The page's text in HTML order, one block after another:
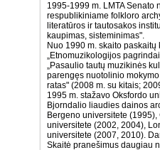
1995-1999 m. LMTA Senato
respublikiniame folkloro
literatūros ir tautosakos
kaupimas, sisteminimas".
Nuo 1990 m. skaito
„Etnomuzikologijos
„Pasaulio tautų muzikinės
parengęs nuotolinio
ratas" (2008 m. su kitais;
1995 m. stažavo Oksfordo
Bjorndalio liaudies dainos
Bergeno universitete
universitete (2002, 2004),
universitete (2007, 2010).
Skaitė pranešimus daugiau